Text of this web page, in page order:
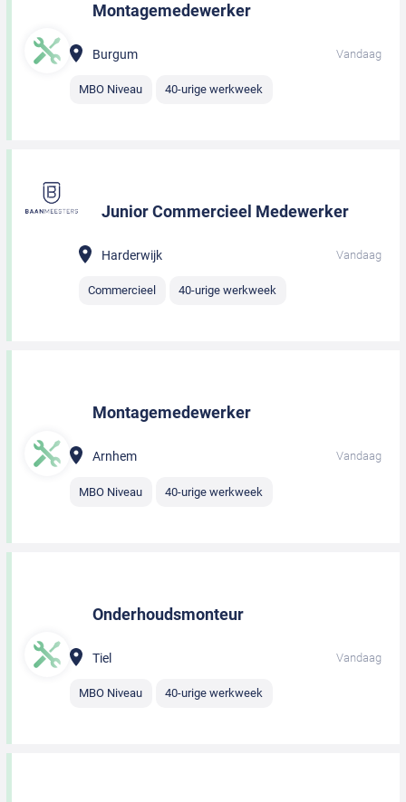
Montagemedewerker
Burgum Vandaag
MBO Niveau 40-urige werkweek
Junior Commercieel Medewerker
Harderwijk Vandaag
Commercieel 40-urige werkweek
Montagemedewerker
Arnhem Vandaag
MBO Niveau 40-urige werkweek
Onderhoudsmonteur
Tiel Vandaag
MBO Niveau 40-urige werkweek